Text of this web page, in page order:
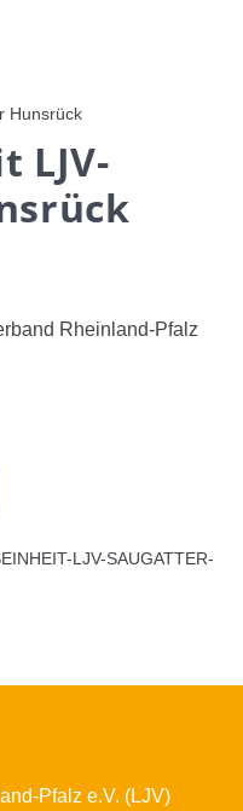
Hunsrück
LJV-
Rheinland-Pfalz
LJV-SAUGATTER-
Pfalz e.V. (LJV)